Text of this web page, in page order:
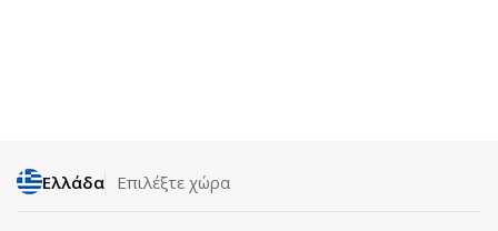
Ελλάδα Επιλέξτε χώρα